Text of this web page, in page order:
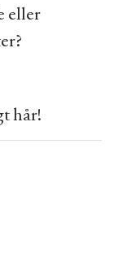
eller
hår!